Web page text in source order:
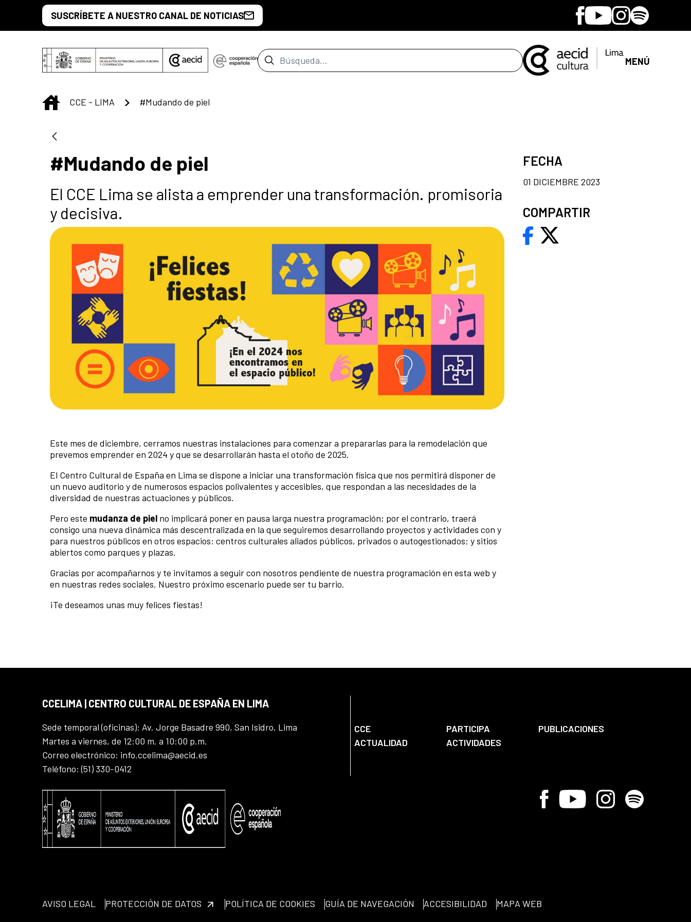
Saltar al contenido principal
SUSCRÍBETE A NUESTRO CANAL DE NOTICIAS Facebook
YoutubeInstagram
Spotify
Barra de búsqueda MENÚ
INICIO
CCE - LIMA #Mudando de piel
#Mudando de piel
El CCE Lima se alista a emprender una transformación. promisoria
y decisiva.
Este mes de diciembre, cerramos nuestras instalaciones para comenzar a prepararlas para la remodelación que
prevemos emprender en 2024 y que se desarrollarán hasta el otoño de 2025.
El Centro Cultural de España en Lima se dispone a iniciar una transformación física que nos permitirá disponer de
un nuevo auditorio y de numerosos espacios polivalentes y accesibles, que respondan a las necesidades de la
diversidad de nuestras actuaciones y públicos.
Pero este mudanza de piel no implicará poner en pausa larga nuestra programación; por el contrario, traerá
consigo una nueva dinámica más descentralizada en la que seguiremos desarrollando proyectos y actividades con y
para nuestros públicos en otros espacios: centros culturales aliados públicos, privados o autogestionados; y sitios
abiertos como parques y plazas.
Gracias por acompañarnos y te invitamos a seguir con nosotros pendiente de nuestra programación en esta web y
en nuestras redes sociales. Nuestro próximo escenario puede ser tu barrio.
¡Te deseamos unas muy felices fiestas!
FECHA
01 DICIEMBRE 2023
COMPARTIR
CCELIMA | CENTRO CULTURAL DE ESPAÑA EN LIMA
Sede temporal (oficinas): Av. Jorge Basadre 990, San Isidro, Lima
Martes a viernes, de 12:00 m. a 10:00 p.m.
Correo electrónico: info.ccelima@aecid.es
Teléfono: (51) 330-0412
CCE PARTICIPA
PUBLICACIONES
ACTUALIDAD
ACTIVIDADES
Facebook
Youtube InstagramSpotify
AVISO LEGAL PROTECCIÓN DE DATOS POLÍTICA DE COOKIES GUÍA DE NAVEGACIÓN ACCESIBILIDAD MAPA WEB